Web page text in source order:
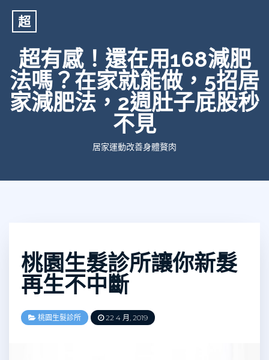
超
超有感！還在用168減肥
法嗎？在家就能做，5招居
家減肥法，2週肚子屁股秒
不見
居家運動改善身體贅肉
桃園生髮診所讓你新髮
再生不中斷
桃園生髮診所 22 4 月, 2019